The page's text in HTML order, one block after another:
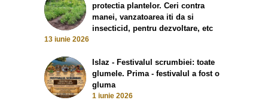
protectia plantelor. Ceri contra
manei, vanzatoarea iti da si
insecticid, pentru dezvoltare, etc
13 iunie 2026
Islaz - Festivalul scrumbiei: toate
glumele. Prima - festivalul a fost o
gluma
1 iunie 2026